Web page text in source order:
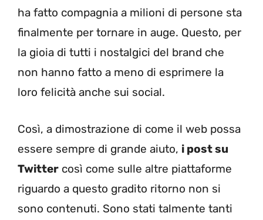
ha fatto compagnia a milioni di persone sta
finalmente per tornare in auge. Questo, per
la gioia di tutti i nostalgici del brand che
non hanno fatto a meno di esprimere la
loro felicità anche sui social.
Così, a dimostrazione di come il web possa
essere sempre di grande aiuto, i post su
Twitter così come sulle altre piattaforme
riguardo a questo gradito ritorno non si
sono contenuti. Sono stati talmente tanti